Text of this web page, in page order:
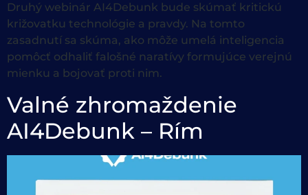
Druhý webinár AI4Debunk bude skúmať kritickú
križovatku technológie a pravdy. Na tomto
zasadnutí sa skúma, ako môže umelá inteligencia
pomôcť odhaliť falošné naratívy formujúce verejnú
mienku a bojovať proti nim.
Valné zhromaždenie
AI4Debunk – Rím